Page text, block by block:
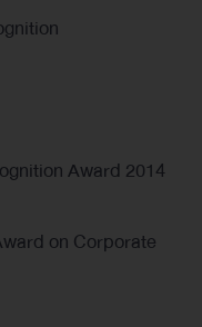
Award 2014
on Corporate